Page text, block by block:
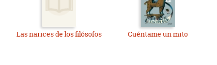
Las narices de los filósofos Cuéntame un mito